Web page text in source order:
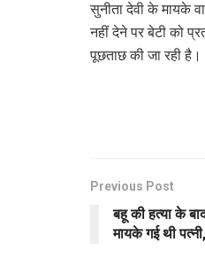
सुनीता देवी के मायके
नहीं देने पर बेटी को
पूछताछ की जा रही है।
Previous Post
बहू की हत्या के
मायके गई थी